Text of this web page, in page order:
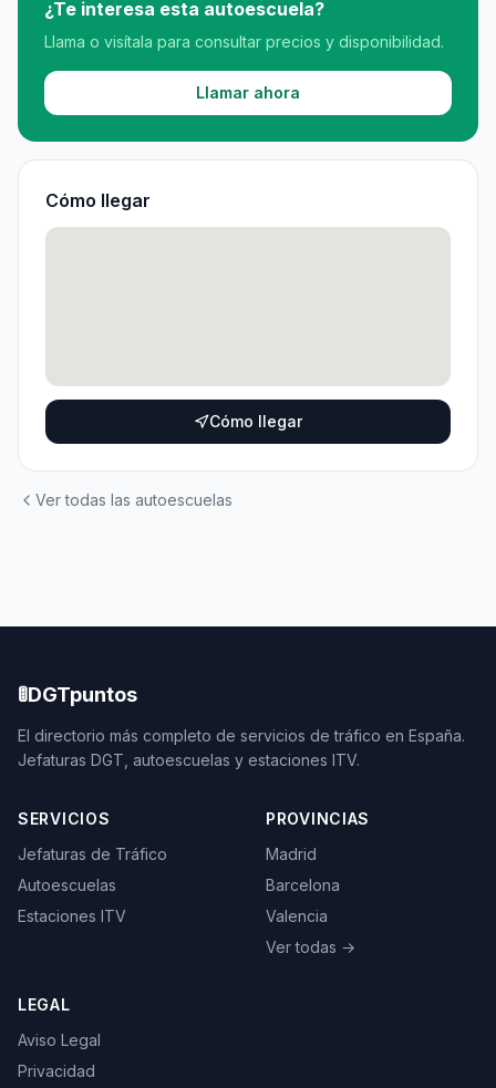
¿Te interesa esta autoescuela?
Llama o visítala para consultar precios y disponibilidad.
Llamar ahora
Cómo llegar
Cómo llegar
Ver todas las autoescuelas
🚦DGTpuntos
El directorio más completo de servicios de tráfico en España.
Jefaturas DGT, autoescuelas y estaciones ITV.
SERVICIOS
Jefaturas de Tráfico
Autoescuelas
Estaciones ITV
PROVINCIAS
Madrid
Barcelona
Valencia
Ver todas →
LEGAL
Aviso Legal
Privacidad